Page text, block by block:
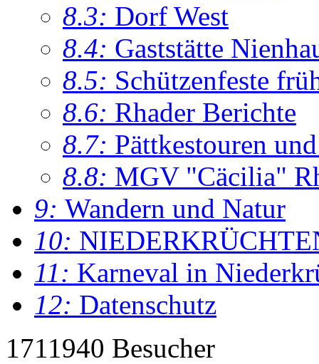
8.3: Dorf West
8.4: Gaststätte
8.5: Schützenfeste
8.6: Rhader Berichte
8.7: Pättkestouren
8.8: MGV "Cäcilia"
9: Wandern und Natur
10:
11: Karneval in
12: Datenschutz
1711940 Besucher